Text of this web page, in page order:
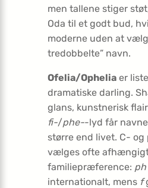
men tallene stiger
Oda til et godt bud,
moderne uden at
tredobbelte” navn.
Ofelia/Ophelia er
dramatiske darling.
glans, kunstnerisk
fi-/phe--lyd får
større end livet. C-
vælges ofte
familiepræference: ph
internationalt, mens f